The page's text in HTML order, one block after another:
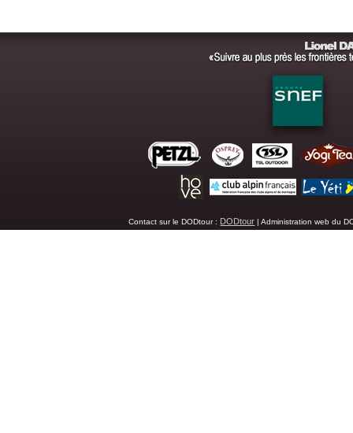
Contact sur le DODtour : DODtour | Administration web du